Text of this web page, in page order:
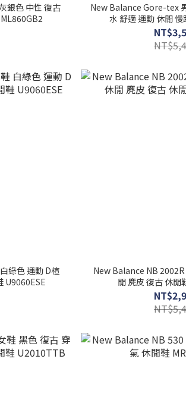
銀色 中性 復古
New Balance Gore-tex
水 舒適 運動 休閒
綠色 運動 D楦
U9060ESE
New Balance NB
閒 麂皮 復古 休閒